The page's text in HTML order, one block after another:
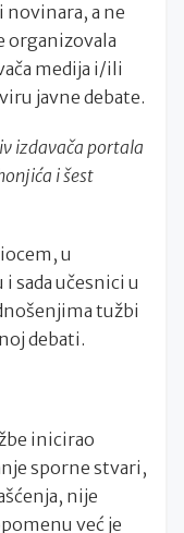
a ne
organizovala
medija i/ili
javne debate.
izdavača portala
i šest
u
sada učesnici u
tužbi
debati.
inicirao
sporne stvari,
nije
već je